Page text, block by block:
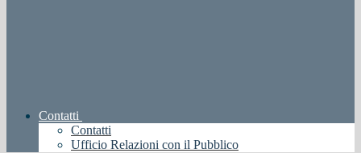
Contatti
Contatti
Ufficio Relazioni con il Pubblico